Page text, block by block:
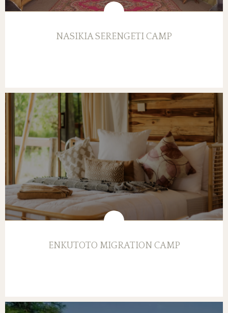
NASIKIA SERENGETI CAMP
ENKUTOTO MIGRATION CAMP